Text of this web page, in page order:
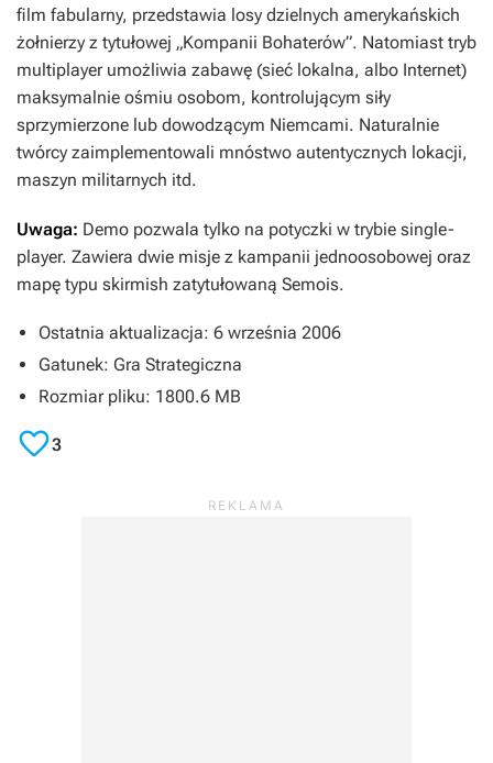
film fabularny, przedstawia losy dzielnych amerykańskich
żołnierzy z tytułowej „Kompanii Bohaterów”. Natomiast tryb
multiplayer umożliwia zabawę (sieć lokalna, albo Internet)
maksymalnie ośmiu osobom, kontrolującym siły
sprzymierzone lub dowodzącym Niemcami. Naturalnie
twórcy zaimplementowali mnóstwo autentycznych lokacji,
maszyn militarnych itd.
Uwaga: Demo pozwala tylko na potyczki w trybie single-
player. Zawiera dwie misje z kampanii jednoosobowej oraz
mapę typu skirmish zatytułowaną Semois.
Ostatnia aktualizacja: 6 września 2006
Gatunek: Gra Strategiczna
Rozmiar pliku: 1800.6 MB
3